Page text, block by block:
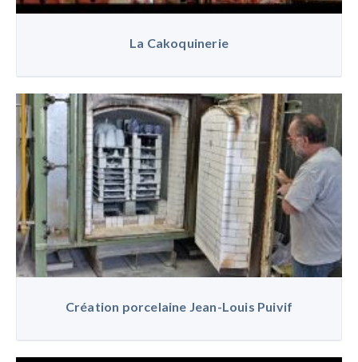
La Cakoquinerie
Création porcelaine Jean-Louis Puivif